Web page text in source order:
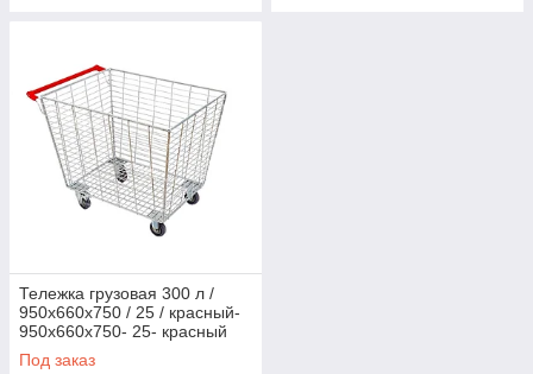
Тележка грузовая 300 л /
950x660x750 / 25 / красный-
950x660x750- 25- красный
Под заказ